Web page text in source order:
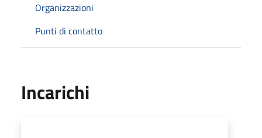
Organizzazioni
Punti di contatto
Incarichi